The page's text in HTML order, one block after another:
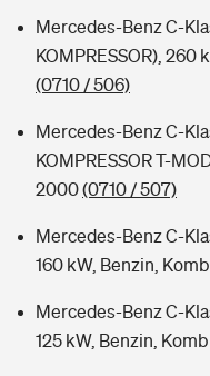
Mercedes-Benz C-
KOMPRESSOR),
(0710 / 506)
Mercedes-Benz C-
KOMPRESSOR T-
2000(0710 / 507)
Mercedes-Benz C-
160 kW, Benzin,
Mercedes-Benz C-
125 kW, Benzin,